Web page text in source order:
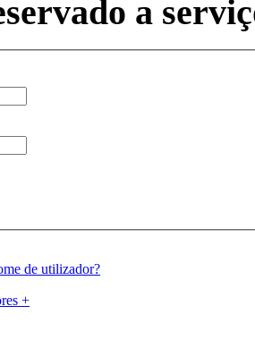
a
de utilizador?
+